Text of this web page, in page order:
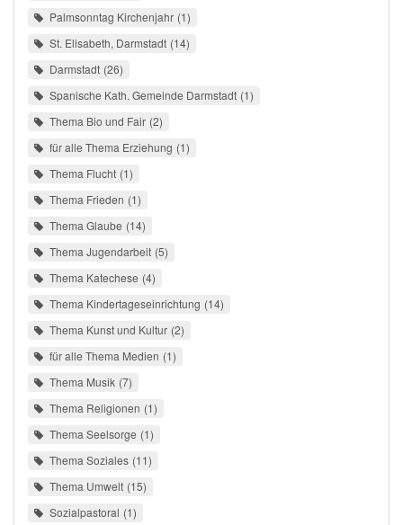
Palmsonntag Kirchenjahr 1
St. Elisabeth, Darmstadt 14
Darmstadt 26
Spanische Kath. Gemeinde Darmstadt 1
Thema Bio und Fair 2
für alle Thema Erziehung 1
Thema Flucht 1
Thema Frieden 1
Thema Glaube 14
Thema Jugendarbeit 5
Thema Katechese 4
Thema Kindertageseinrichtung 14
Thema Kunst und Kultur 2
für alle Thema Medien 1
Thema Musik 7
Thema Religionen 1
Thema Seelsorge 1
Thema Soziales 11
Thema Umwelt 15
Sozialpastoral 1